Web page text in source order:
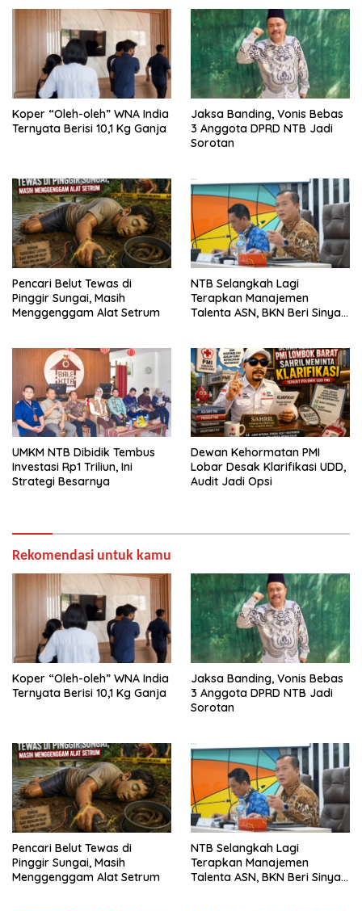
Koper “Oleh-oleh” WNA India
Ternyata Berisi 10,1 Kg Ganja
Jaksa Banding, Vonis Bebas
3 Anggota DPRD NTB Jadi
Sorotan
Pencari Belut Tewas di
Pinggir Sungai, Masih
Menggenggam Alat Setrum
NTB Selangkah Lagi
Terapkan Manajemen
Talenta ASN, BKN Beri Sinyal
UMKM NTB Dibidik Tembus
Investasi Rp1 Triliun, Ini
Strategi Besarnya
Dewan Kehormatan PMI
Lobar Desak Klarifikasi UDD,
Audit Jadi Opsi
Rekomendasi untuk kamu
Koper “Oleh-oleh” WNA India
Ternyata Berisi 10,1 Kg Ganja
Jaksa Banding, Vonis Bebas
3 Anggota DPRD NTB Jadi
Sorotan
Pencari Belut Tewas di
Pinggir Sungai, Masih
Menggenggam Alat Setrum
NTB Selangkah Lagi
Terapkan Manajemen
Talenta ASN, BKN Beri Sinyal